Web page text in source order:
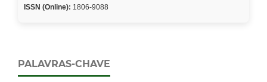
ISSN (Online): 1806-9088
PALAVRAS-CHAVE